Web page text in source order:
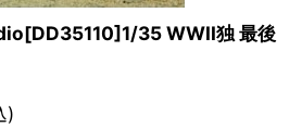
35 WWII独 最後
)